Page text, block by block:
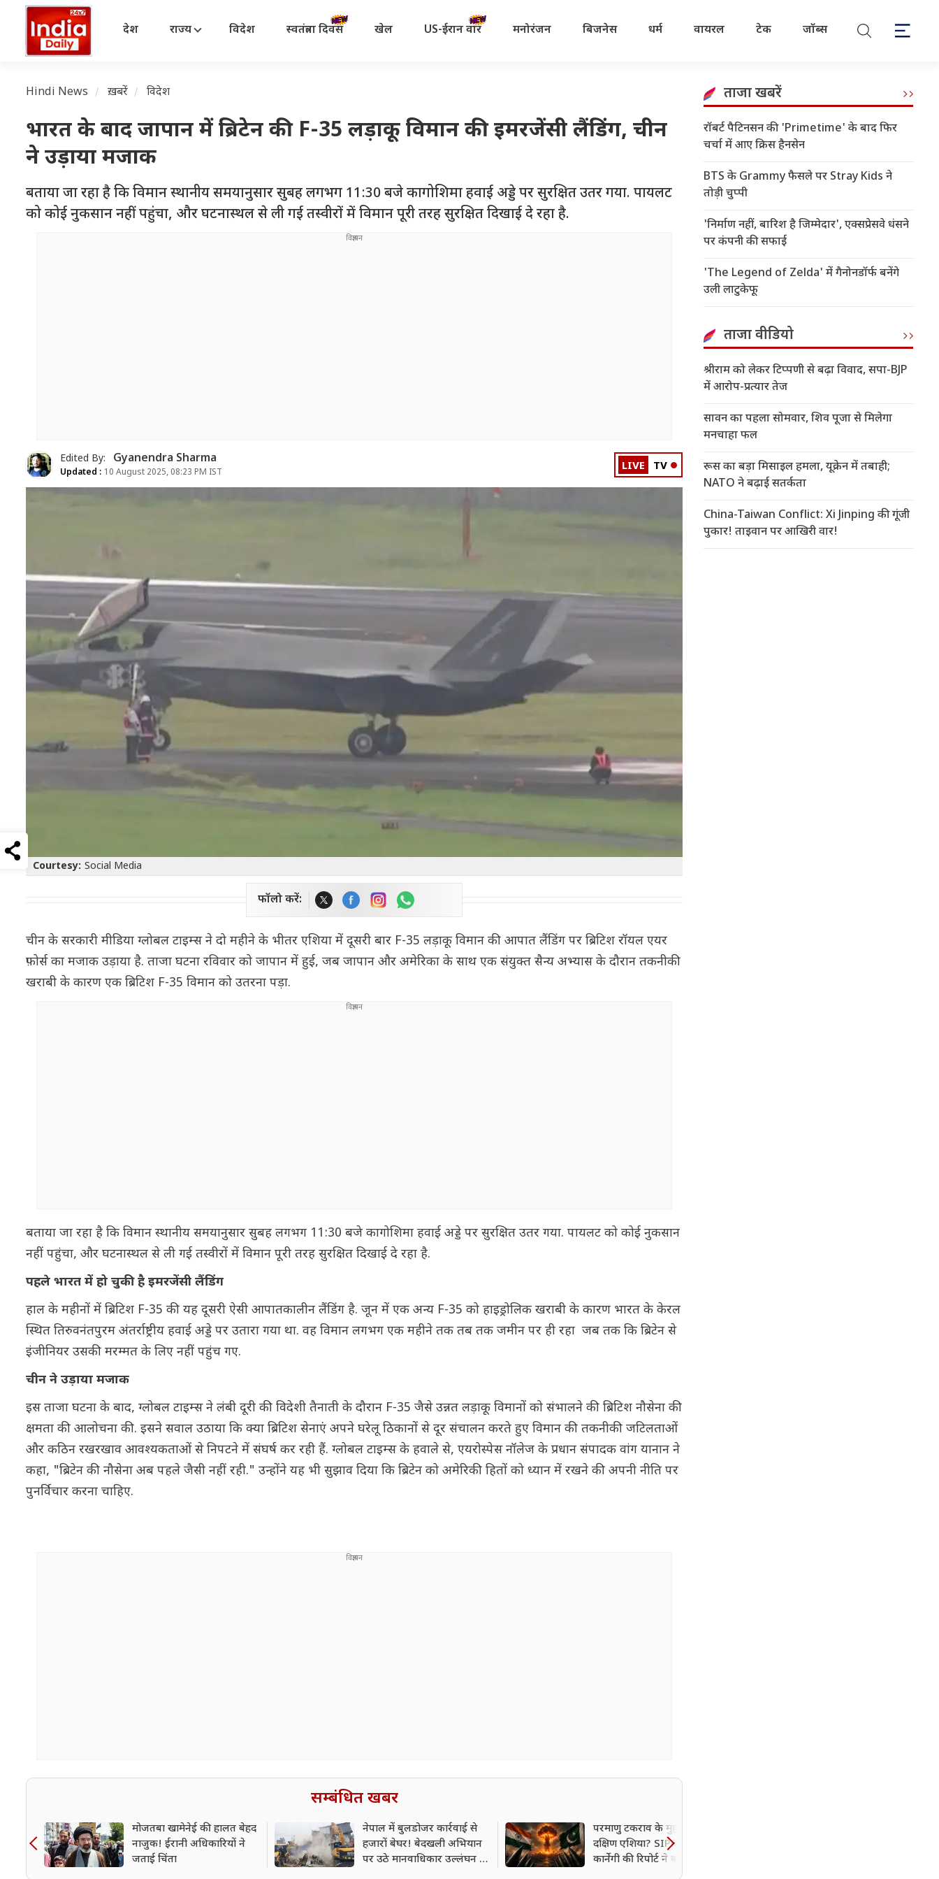
देश राज्य विदेश स्वतंत्रता दिवस खेल US-ईरान वॉर मनोरंजन बिजनेस धर्म वायरल टेक जॉब्स
Hindi News ख़बरें विदेश
भारत के बाद जापान में ब्रिटेन की F-35 लड़ाकू विमान की इमरजेंसी लैंडिंग, चीन
ने उड़ाया मजाक
बताया जा रहा है कि विमान स्थानीय समयानुसार सुबह लगभग 11:30 बजे कागोशिमा हवाई अड्डे पर सुरक्षित उतर गया. पायलट
को कोई नुकसान नहीं पहुंचा, और घटनास्थल से ली गई तस्वीरों में विमान पूरी तरह सुरक्षित दिखाई दे रहा है.
Edited By: Gyanendra Sharma
Updated : 10 August 2025, 08:23 PM IST LIVE TV
Courtesy: Social Media
फॉलो करें:
चीन के सरकारी मीडिया ग्लोबल टाइम्स ने दो महीने के भीतर एशिया में दूसरी बार F-35 लड़ाकू विमान की आपात लैंडिंग पर ब्रिटिश रॉयल एयर
फ़ोर्स का मजाक उड़ाया है. ताजा घटना रविवार को जापान में हुई, जब जापान और अमेरिका के साथ एक संयुक्त सैन्य अभ्यास के दौरान तकनीकी
खराबी के कारण एक ब्रिटिश F-35 विमान को उतरना पड़ा.
बताया जा रहा है कि विमान स्थानीय समयानुसार सुबह लगभग 11:30 बजे कागोशिमा हवाई अड्डे पर सुरक्षित उतर गया. पायलट को कोई नुकसान
नहीं पहुंचा, और घटनास्थल से ली गई तस्वीरों में विमान पूरी तरह सुरक्षित दिखाई दे रहा है.
पहले भारत में हो चुकी है इमरजेंसी लैंडिंग
हाल के महीनों में ब्रिटिश F-35 की यह दूसरी ऐसी आपातकालीन लैंडिंग है. जून में एक अन्य F-35 को हाइड्रोलिक खराबी के कारण भारत के केरल
स्थित तिरुवनंतपुरम अंतर्राष्ट्रीय हवाई अड्डे पर उतारा गया था. वह विमान लगभग एक महीने तक तब तक जमीन पर ही रहा जब तक कि ब्रिटेन से
इंजीनियर उसकी मरम्मत के लिए नहीं पहुंच गए.
चीन ने उड़ाया मजाक
इस ताजा घटना के बाद, ग्लोबल टाइम्स ने लंबी दूरी की विदेशी तैनाती के दौरान F-35 जैसे उन्नत लड़ाकू विमानों को संभालने की ब्रिटिश नौसेना की
क्षमता की आलोचना की. इसने सवाल उठाया कि क्या ब्रिटिश सेनाएं अपने घरेलू ठिकानों से दूर संचालन करते हुए विमान की तकनीकी जटिलताओं
और कठिन रखरखाव आवश्यकताओं से निपटने में संघर्ष कर रही हैं. ग्लोबल टाइम्स के हवाले से, एयरोस्पेस नॉलेज के प्रधान संपादक वांग यानान ने
कहा, "ब्रिटेन की नौसेना अब पहले जैसी नहीं रही." उन्होंने यह भी सुझाव दिया कि ब्रिटेन को अमेरिकी हितों को ध्यान में रखने की अपनी नीति पर
पुनर्विचार करना चाहिए.
सम्बंधित खबर
मोजतबा खामेनेई की हालत बेहद
नाजुक! ईरानी अधिकारियों ने
जताई चिंता
नेपाल में बुलडोजर कार्रवाई से
हजारों बेघर! बेदखली अभियान
पर उठे मानवाधिकार उल्लंघन के
परमाणु टकराव के मुहाने पर
दक्षिण एशिया? SIPRI और
कार्नेगी की रिपोर्ट ने बढ़ाई चिंता
ताजा खबरें
रॉबर्ट पैटिनसन की 'Primetime' के बाद फिर
चर्चा में आए क्रिस हैनसेन
BTS के Grammy फैसले पर Stray Kids ने
तोड़ी चुप्पी
'निर्माण नहीं, बारिश है जिम्मेदार', एक्सप्रेसवे धंसने
पर कंपनी की सफाई
'The Legend of Zelda' में गैनोनडॉर्फ बनेंगे
उली लाटुकेफू
ताजा वीडियो
श्रीराम को लेकर टिप्पणी से बढ़ा विवाद, सपा-BJP
में आरोप-प्रत्यार तेज
सावन का पहला सोमवार, शिव पूजा से मिलेगा
मनचाहा फल
रूस का बड़ा मिसाइल हमला, यूक्रेन में तबाही;
NATO ने बढ़ाई सतर्कता
China-Taiwan Conflict: Xi Jinping की गूंजी
पुकार! ताइवान पर आखिरी वार!